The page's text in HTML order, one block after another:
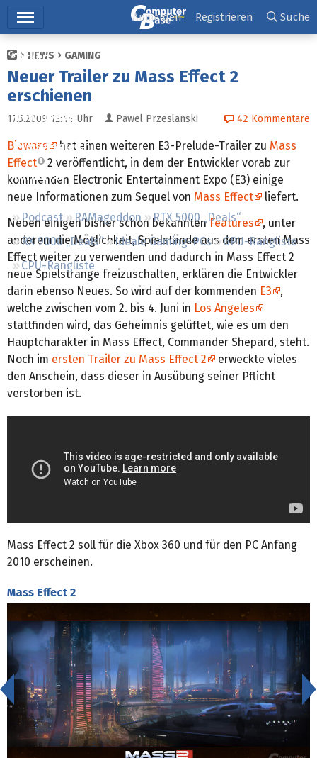
Ticker
Tests
Downloads
Preisvergleich
Forum
Podcast RAMageddon
RTX 5000 „Deals“
RX 9000 „Deals“
Ideale Gaming-PCs
GPU-Rangliste
CPU-Rangliste
Anmelden Registrieren Suche
NEWS GAMING
Neuer Trailer zu Mass Effect 2
erschienen
17.5.2009 12:44 Uhr Pawel Przeslanski 42 Kommentare
Bioware hat einen weiteren E3-Prelude-Trailer zu Mass
Effect
2 veröffentlicht, in dem der Entwickler vorab zur
kommenden Electronic Entertainment Expo (E3) einige
neue Informationen zum Sequel von Mass Effect
liefert.
Neben einigen bisher schon bekanntenFeatures
, unter
anderem die Möglichkeit, Spielstände aus dem ersten Mass
Effect weiter zu verwenden und dadurch in Mass Effect 2
neue Spielstränge freizuschalten, erklären die Entwickler
darin ebenso Neues. So wird auf der kommenden E3
,
welche zwischen vom 2. bis 4. Juni in Los Angeles
stattfinden wird, das Geheimnis gelüftet, wie es um den
Hauptcharakter in Mass Effect, Commander Shepard, steht.
Noch im ersten Trailer zu Mass Effect 2
erweckte vieles
den Anschein, dass dieser in Ausübung seiner Pflicht
verstorben ist.
Mass Effect 2 soll für die Xbox 360 und für den PC Anfang
2010 erscheinen.
Mass Effect 2
<